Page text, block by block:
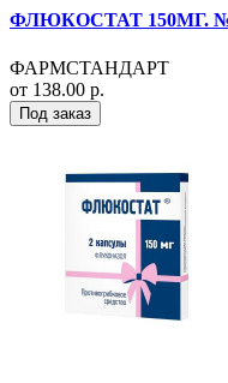
ФЛЮКОСТАТ 150МГ.
ФАРМСТАНДАРТ
от 138.00 р.
Под заказ